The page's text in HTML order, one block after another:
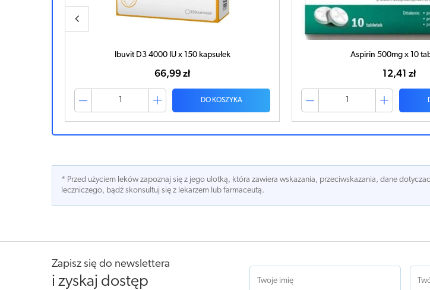
Ibuvit D3 4000 IU x 150 kapsułek
66,99 zł
DO KOSZYKA
Aspirin 500mg x 10
12,41 zł
* Przed użyciem leków zapoznaj się z jego ulotką, która zawiera wskazania, przeciwskazania, dane
leczniczego, bądź skonsultuj się z lekarzem lub farmaceutą.
Zapisz się do newslettera
i zyskaj dostęp